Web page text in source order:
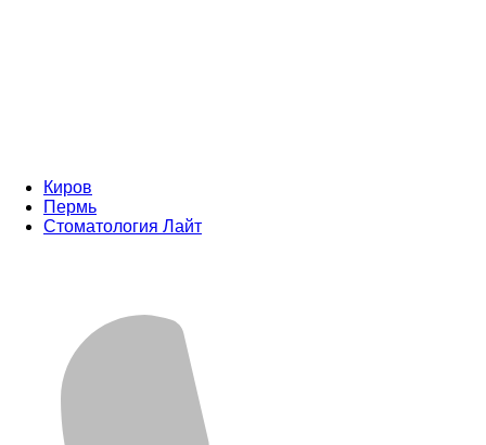
Киров
Пермь
Стоматология Лайт